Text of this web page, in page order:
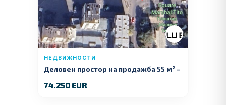
НЕДВИЖНОСТИ
Деловен простор на продажба 55 м² –
74.250 EUR